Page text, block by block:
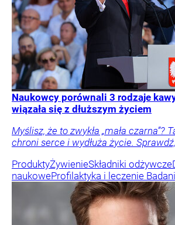
Naukowcy porównali 3 rodzaje
wiązała się z dłuższym życiem
Myślisz, że to zwykła „mała czarna”?
chroni serce i wydłuża życie.
ProduktyŻywienieSkładniki odżywcze
naukoweProfilaktyka i leczenie